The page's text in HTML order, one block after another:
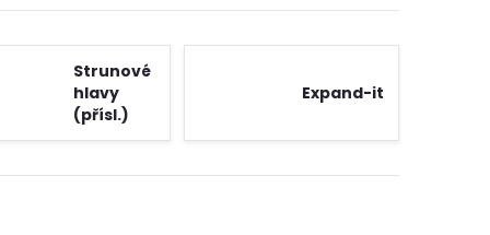
Strunové
hlavy
(přísl.)
Expand-it